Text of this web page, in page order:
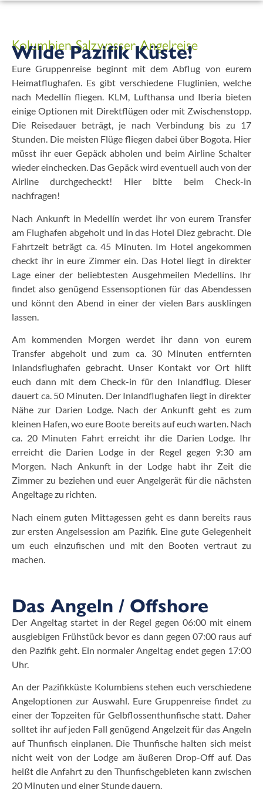
Kolumbien Salzwasser Angelreise
Wilde Pazifik Küste!
Eure Gruppenreise beginnt mit dem Abflug von eurem
Heimatflughafen. Es gibt verschiedene Fluglinien, welche
nach Medellín fliegen. KLM, Lufthansa und Iberia bieten
einige Optionen mit Direktflügen oder mit Zwischenstopp.
Die Reisedauer beträgt, je nach Verbindung bis zu 17
Stunden. Die meisten Flüge fliegen dabei über Bogota. Hier
müsst ihr euer Gepäck abholen und beim Airline Schalter
wieder einchecken. Das Gepäck wird eventuell auch von der
Airline durchgecheckt! Hier bitte beim Check-in
nachfragen!
Nach Ankunft in Medellín werdet ihr von eurem Transfer
am Flughafen abgeholt und in das Hotel Diez gebracht. Die
Fahrtzeit beträgt ca. 45 Minuten. Im Hotel angekommen
checkt ihr in eure Zimmer ein. Das Hotel liegt in direkter
Lage einer der beliebtesten Ausgehmeilen Medellíns. Ihr
findet also genügend Essensoptionen für das Abendessen
und könnt den Abend in einer der vielen Bars ausklingen
lassen.
Am kommenden Morgen werdet ihr dann von eurem
Transfer abgeholt und zum ca. 30 Minuten entfernten
Inlandsflughafen gebracht. Unser Kontakt vor Ort hilft
euch dann mit dem Check-in für den Inlandflug. Dieser
dauert ca. 50 Minuten. Der Inlandflughafen liegt in direkter
Nähe zur Darien Lodge. Nach der Ankunft geht es zum
kleinen Hafen, wo eure Boote bereits auf euch warten. Nach
ca. 20 Minuten Fahrt erreicht ihr die Darien Lodge. Ihr
erreicht die Darien Lodge in der Regel gegen 9:30 am
Morgen. Nach Ankunft in der Lodge habt ihr Zeit die
Zimmer zu beziehen und euer Angelgerät für die nächsten
Angeltage zu richten.
Nach einem guten Mittagessen geht es dann bereits raus
zur ersten Angelsession am Pazifik. Eine gute Gelegenheit
um euch einzufischen und mit den Booten vertraut zu
machen.
Das Angeln / Offshore
Der Angeltag startet in der Regel gegen 06:00 mit einem
ausgiebigen Frühstück bevor es dann gegen 07:00 raus auf
den Pazifik geht. Ein normaler Angeltag endet gegen 17:00
Uhr.
An der Pazifikküste Kolumbiens stehen euch verschiedene
Angeloptionen zur Auswahl. Eure Gruppenreise findet zu
einer der Topzeiten für Gelbflossenthunfische statt. Daher
solltet ihr auf jeden Fall genügend Angelzeit für das Angeln
auf Thunfisch einplanen. Die Thunfische halten sich meist
nicht weit von der Lodge am äußeren Drop-Off auf. Das
heißt die Anfahrt zu den Thunfischgebieten kann zwischen
20 Minuten und einer Stunde dauern.